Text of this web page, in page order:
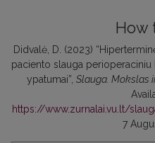
How
Didvalė, D. (2023)
paciento slauga
ypatumai”, Slauga. Mokslas
https://www.zurnalai.vu.lt/
7